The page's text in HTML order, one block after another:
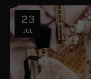
23
JUL